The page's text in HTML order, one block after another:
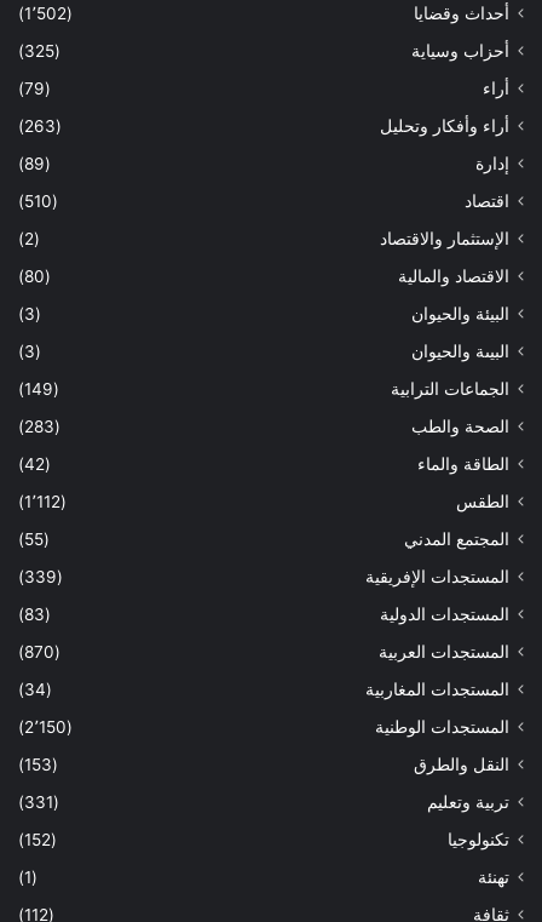
أحداث وقضايا
(1٬502)
أحزاب وسياية
(325)
أراء
(79)
أراء وأفكار وتحليل
(263)
إدارة
(89)
اقتصاد
(510)
الإستثمار والاقتصاد
(2)
الاقتصاد والمالية
(80)
البيئة والحيوان
(3)
البيىة والحيوان
(3)
الجماعات الترابية
(149)
الصحة والطب
(283)
الطاقة والماء
(42)
الطقس
(1٬112)
المجتمع المدني
(55)
المستجدات الإفريقية
(339)
المستجدات الدولية
(83)
المستجدات العربية
(870)
المستجدات المغاربية
(34)
المستجدات الوطنية
(2٬150)
النقل والطرق
(153)
تربية وتعليم
(331)
تكنولوجيا
(152)
تهنئة
(1)
ثقافة
(112)